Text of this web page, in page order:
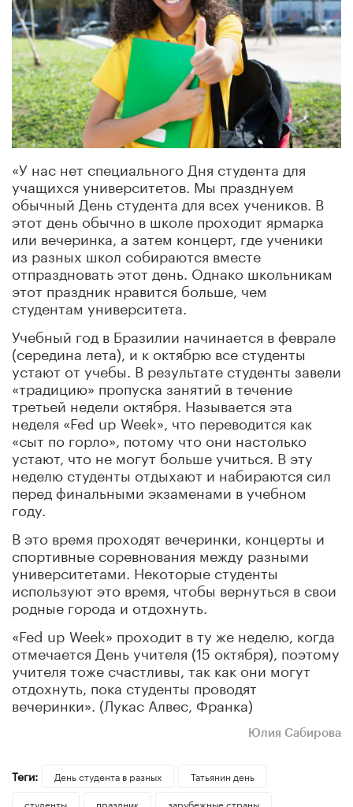
«У нас нет специального Дня студента для
учащихся университетов. Мы празднуем
обычный День студента для всех учеников. В
этот день обычно в школе проходит ярмарка
или вечеринка, а затем концерт, где ученики
из разных школ собираются вместе
отпраздновать этот день. Однако школьникам
этот праздник нравится больше, чем
студентам университета.
Учебный год в Бразилии начинается в феврале
(середина лета), и к октябрю все студенты
устают от учебы. В результате студенты завели
«традицию» пропуска занятий в течение
третьей недели октября. Называется эта
неделя «Fed up Week», что переводится как
«сыт по горло», потому что они настолько
устают, что не могут больше учиться. В эту
неделю студенты отдыхают и набираются сил
перед финальными экзаменами в учебном
году.
В это время проходят вечеринки, концерты и
спортивные соревнования между разными
университетами. Некоторые студенты
используют это время, чтобы вернуться в свои
родные города и отдохнуть.
«Fed up Week» проходит в ту же неделю, когда
отмечается День учителя (15 октября), поэтому
учителя тоже счастливы, так как они могут
отдохнуть, пока студенты проводят
вечеринки». (Лукас Алвес, Франка)
Юлия Сабирова
Теги: День студента в разных
Татьянин день
студенты
праздник зарубежные страны